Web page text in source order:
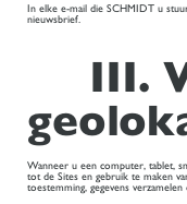
In elke e-mail die SCHMIDT u
nieuwsbrief.
III.
Wanneer u een computer, tablet,
tot de Sites en gebruik te maken
toestemming, gegevens